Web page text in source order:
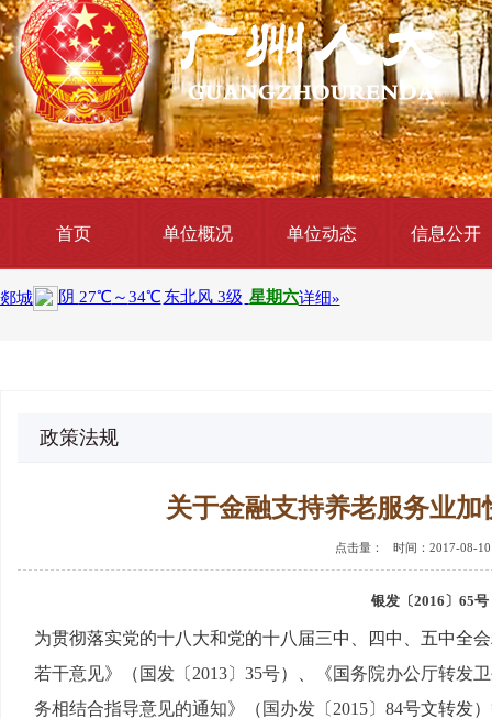
首页 单位概况 单位动态 信息公开
政策法规
关于金融支持养老服务业
点击量： 时间：2017-08-
银发〔2016〕65号
为贯彻落实党的十八大和党的十八届三中、四中、五中全
若干意见》（ 国发〔2013〕35号）、《国务院办公厅转发
务相结合指导意见的通知》（ 国办发〔2015〕84号文转发